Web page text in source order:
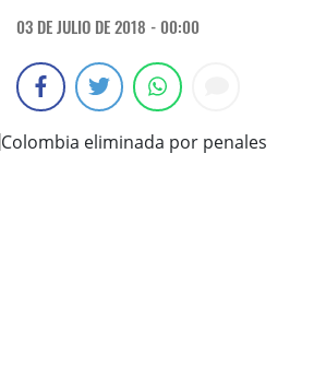
03 DE JULIO DE 2018 - 00:00